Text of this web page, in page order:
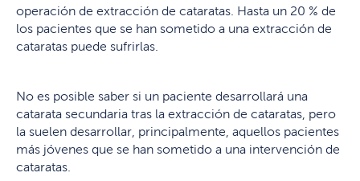
operación de extracción de cataratas. Hasta un 20 % de
los pacientes que se han sometido a una extracción de
cataratas puede sufrirlas.
No es posible saber si un paciente desarrollará una
catarata secundaria tras la extracción de cataratas, pero
la suelen desarrollar, principalmente, aquellos pacientes
más jóvenes que se han sometido a una intervención de
cataratas.